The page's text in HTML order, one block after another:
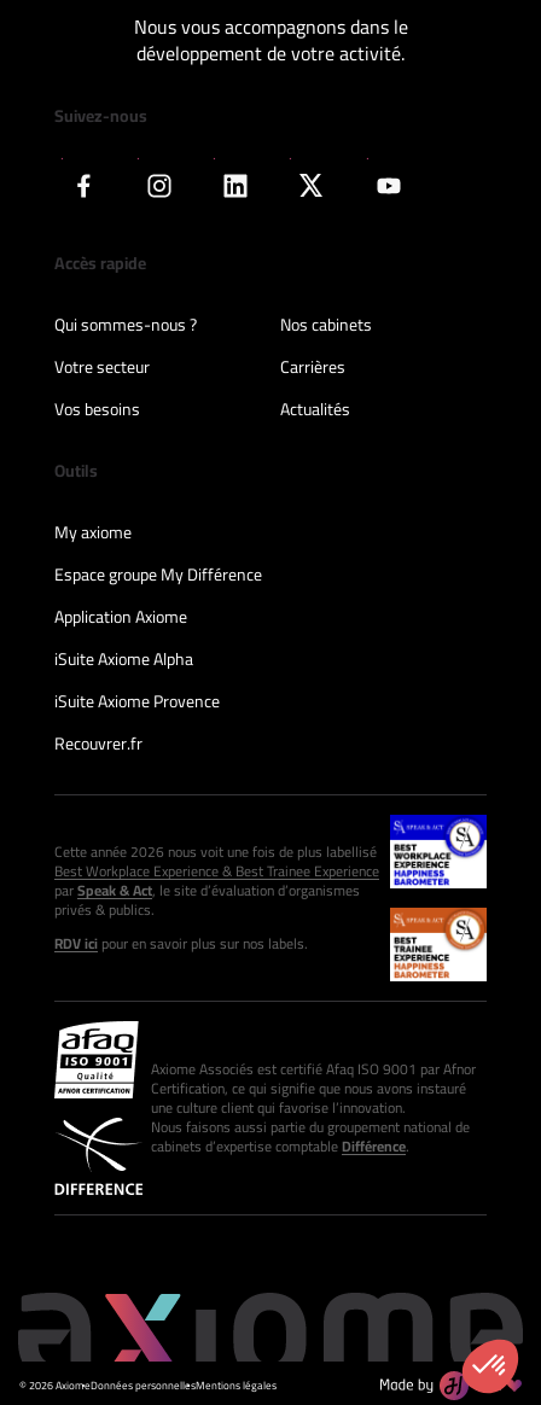
Nous vous accompagnons dans le
développement de votre activité.
Suivez-nous
Accès rapide
Qui sommes-nous ?
Nos cabinets
Votre secteur
Carrières
Vos besoins
Actualités
Outils
My axiome
Espace groupe My Différence
Application Axiome
iSuite Axiome Alpha
iSuite Axiome Provence
Recouvrer.fr
Cette année 2026 nous voit une fois de plus labellisé
Best Workplace Experience & Best Trainee Experience
parSpeak & Act, le site d’évaluation d’organismes
privés & publics.
RDV icipour en savoir plus sur nos labels.
Axiome Associés est certifié Afaq ISO 9001 par Afnor
Certification, ce qui signifie que nous avons instauré
une culture client qui favorise l’innovation.
Nous faisons aussi partie du groupement national de
cabinets d’expertise comptableDifférence.
© 2026 AxiomeDonnées personnellesMentions légales